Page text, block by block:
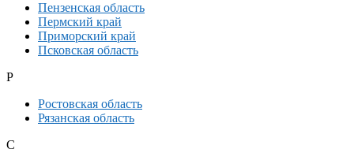
Пензенская область
Пермский край
Приморский край
Псковская область
Р
Ростовская область
Рязанская область
С